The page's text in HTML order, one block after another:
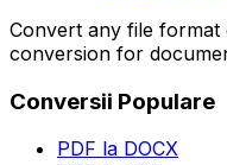
Convert any file format
conversion for
Conversii Populare
PDF la DOCX